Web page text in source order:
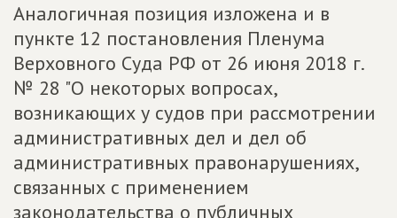
Аналогичная позиция изложена и в
пункте 12 постановления Пленума
Верховного Суда РФ от 26 июня 2018 г.
№ 28 "О некоторых вопросах,
возникающих у судов при рассмотрении
административных дел и дел об
административных правонарушениях,
связанных с применением
законодательства о публичных